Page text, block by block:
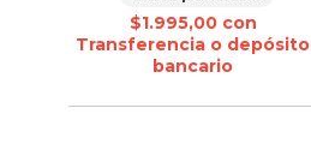
$1.995,00 con
Transferencia o depósito
bancario